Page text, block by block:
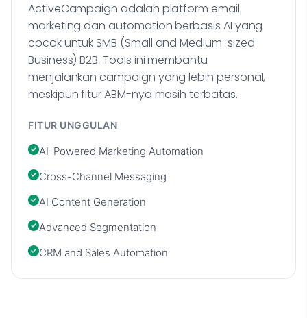
ActiveCampaign adalah platform email
marketing dan automation berbasis AI yang
cocok untuk SMB (Small and Medium-sized
Business) B2B. Tools ini membantu
menjalankan campaign yang lebih personal,
meskipun fitur ABM-nya masih terbatas.
FITUR UNGGULAN
AI-Powered Marketing Automation
Cross-Channel Messaging
AI Content Generation
Advanced Segmentation
CRM and Sales Automation